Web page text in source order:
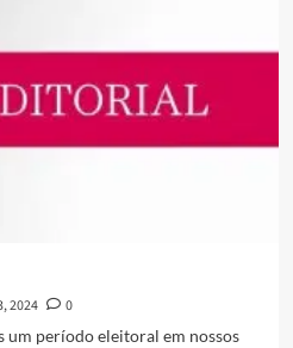
2024
0
um período eleitoral em nossos